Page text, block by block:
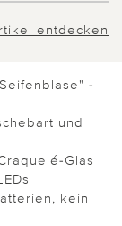
entdecken
-
und
Glas
kein